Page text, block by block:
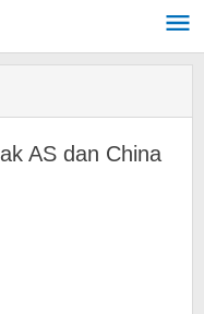
AS dan China